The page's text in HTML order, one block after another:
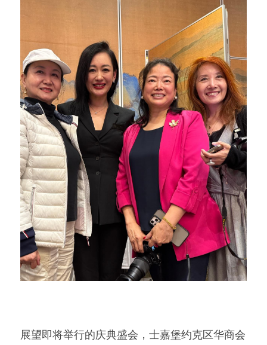
展望即将举行的庆典盛会，士嘉堡约克区华商会